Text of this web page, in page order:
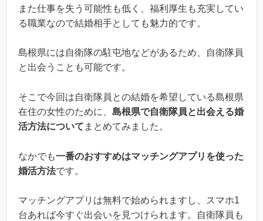
また仕事を失う可能性も低く、福利厚生も充実してい
る職業なので結婚相手としても魅力的です。
島根県には自衛隊の駐屯地などがあるため、自衛隊員
と出会うことも可能です。
そこで今回は自衛隊員との結婚を希望している島根県
在住の女性のために、 島根県で自衛隊員と出会える婚
活方法について まとめてみました。
なかでも一番のおすすめはマッチングアプリを使った
婚活方法です。
マッチングアプリは無料で始められますし、スマホ1
台あれば今すぐ出会いを見つけられます。自衛隊員も